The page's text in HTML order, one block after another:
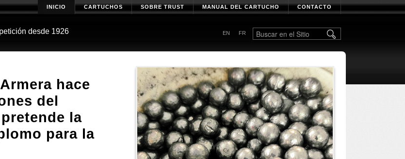
INICIO CARTUCHOS SOBRE TRUST MANUAL DEL CARTUCHO CONTACTO
EN FR
desde 1926
hace
del
la
para la